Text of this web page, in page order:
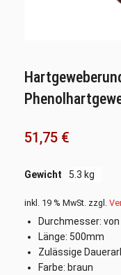
51,75 €
Gewicht 5.3 kg
inkl. 19 % MwSt. zzgl.
Durchmesser:
Länge: 500mm
Zulässige
Farbe: braun